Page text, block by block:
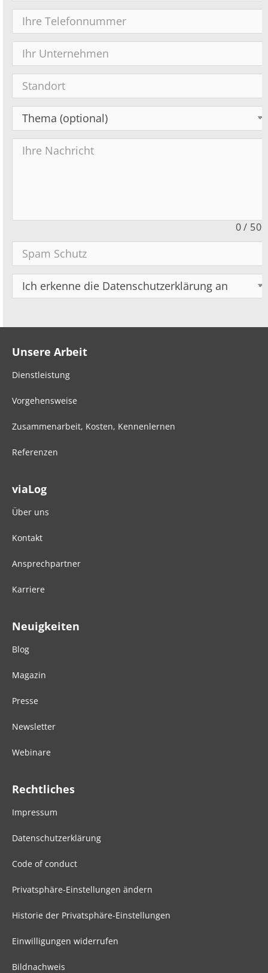
0/
Unsere Arbeit
Dienstleistung
Vorgehensweise
Zusammenarbeit, Kosten, Kennenlernen
Referenzen
viaLog
Über uns
Kontakt
Ansprechpartner
Karriere
Neuigkeiten
Blog
Magazin
Presse
Newsletter
Webinare
Rechtliches
Impressum
Datenschutzerklärung
Code of conduct
Privatsphäre-Einstellungen ändern
Historie der Privatsphäre-Einstellungen
Einwilligungen widerrufen
Bildnachweis